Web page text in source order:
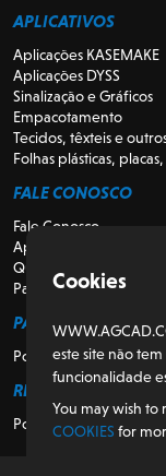
APLICATIVOS
Aplicações KASEMAKE
Aplicações DYSS
Sinalização e Gráficos
Empacotamento
Tecidos, têxteis e
Folhas plásticas,
FALE CONOSCO
Fale Conosco
Apoio
Quem somos
Para Revendedores
PARA CLIENTES
Portal do Cliente
REGULATÓRIO
Política de Privacidade
Cookies
este site não
funcionalidade
You may wish to
COOKIES for